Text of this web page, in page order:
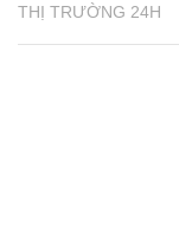
THỊ TRƯỜNG 24H